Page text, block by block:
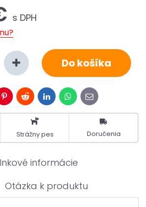
s DPH
Do košíka
PinterestRedditLinkedInWhatsApp
E-
mail
Strážny pes Doručenia
informácie
Otázka k produktu